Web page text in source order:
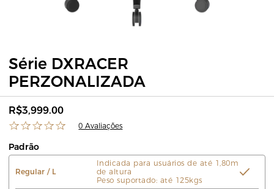
Série DXRACER
PERZONALIZADA
R$3,999.00
0 Avaliações
Padrão
Regular / L
Indicada para usuários de até 1,80m
de altura
Peso suportado: até 125kgs